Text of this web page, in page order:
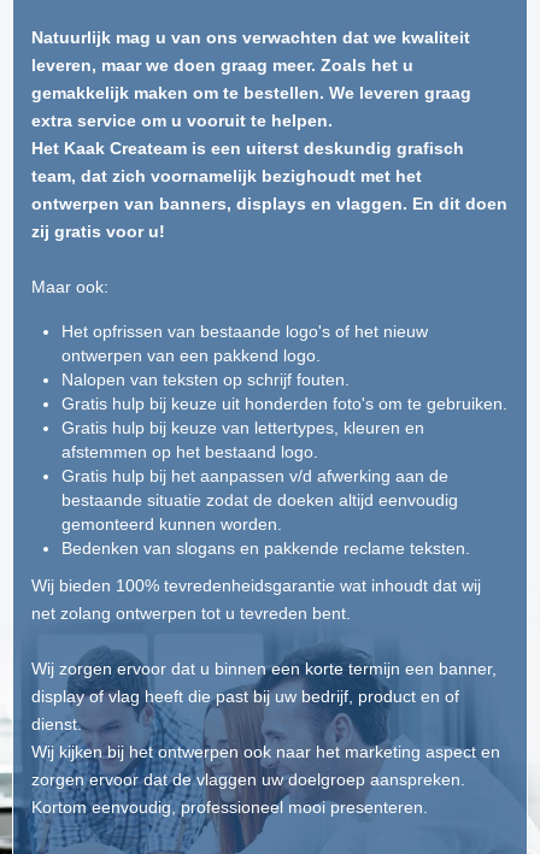
Natuurlijk mag u van ons verwachten dat we kwaliteit
leveren, maar we doen graag meer. Zoals het u
gemakkelijk maken om te bestellen. We leveren graag
extra service om u vooruit te helpen.
Het Kaak Createam is een uiterst deskundig grafisch
team, dat zich voornamelijk bezighoudt met het
ontwerpen van banners, displays en vlaggen. En dit doen
zij gratis voor u!
Maar ook:
Het opfrissen van bestaande logo's of het nieuw
ontwerpen van een pakkend logo.
Nalopen van teksten op schrijf fouten.
Gratis hulp bij keuze uit honderden foto's om te gebruiken.
Gratis hulp bij keuze van lettertypes, kleuren en
afstemmen op het bestaand logo.
Gratis hulp bij het aanpassen v/d afwerking aan de
bestaande situatie zodat de doeken altijd eenvoudig
gemonteerd kunnen worden.
Bedenken van slogans en pakkende reclame teksten.
Wij bieden 100% tevredenheidsgarantie wat inhoudt dat wij
net zolang ontwerpen tot u tevreden bent.
Wij zorgen ervoor dat u binnen een korte termijn een banner,
display of vlag heeft die past bij uw bedrijf, product en of
dienst.
Wij kijken bij het ontwerpen ook naar het marketing aspect en
zorgen ervoor dat de vlaggen uw doelgroep aanspreken.
Kortom eenvoudig, professioneel mooi presenteren.